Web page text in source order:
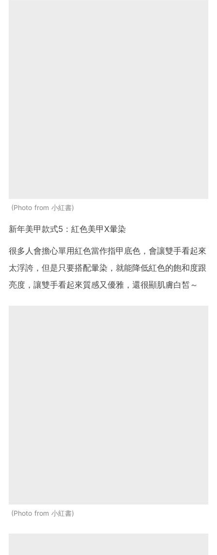
Photo from 小紅書
新年美甲款式5：紅色美甲X暈染
很多人會擔心單用紅色當作指甲底色，會讓雙手看起來
太浮誇，但是只要搭配暈染，就能降低紅色的飽和度跟
亮度，讓雙手看起來質感又優雅，還很顯肌膚白皙～
Photo from 小紅書